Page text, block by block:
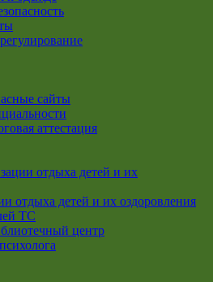
сайты
аттестация
отдыха детей и их
отдыха детей и их оздоровления
ТС
центр